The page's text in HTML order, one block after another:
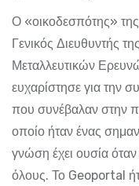
Ο «οικοδεσπότης»
Γενικός Διευθυντής
Μεταλλευτικών
ευχαρίστησε για την
που συνέβαλαν στην
οποίο ήταν ένας
γνώση έχει ουσία
όλους. Το Geoportal